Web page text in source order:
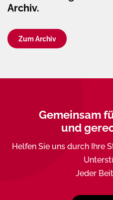
Archiv.
Zum Archiv
Gemeinsam
und
Helfen Sie uns durch Ihre
Jeder